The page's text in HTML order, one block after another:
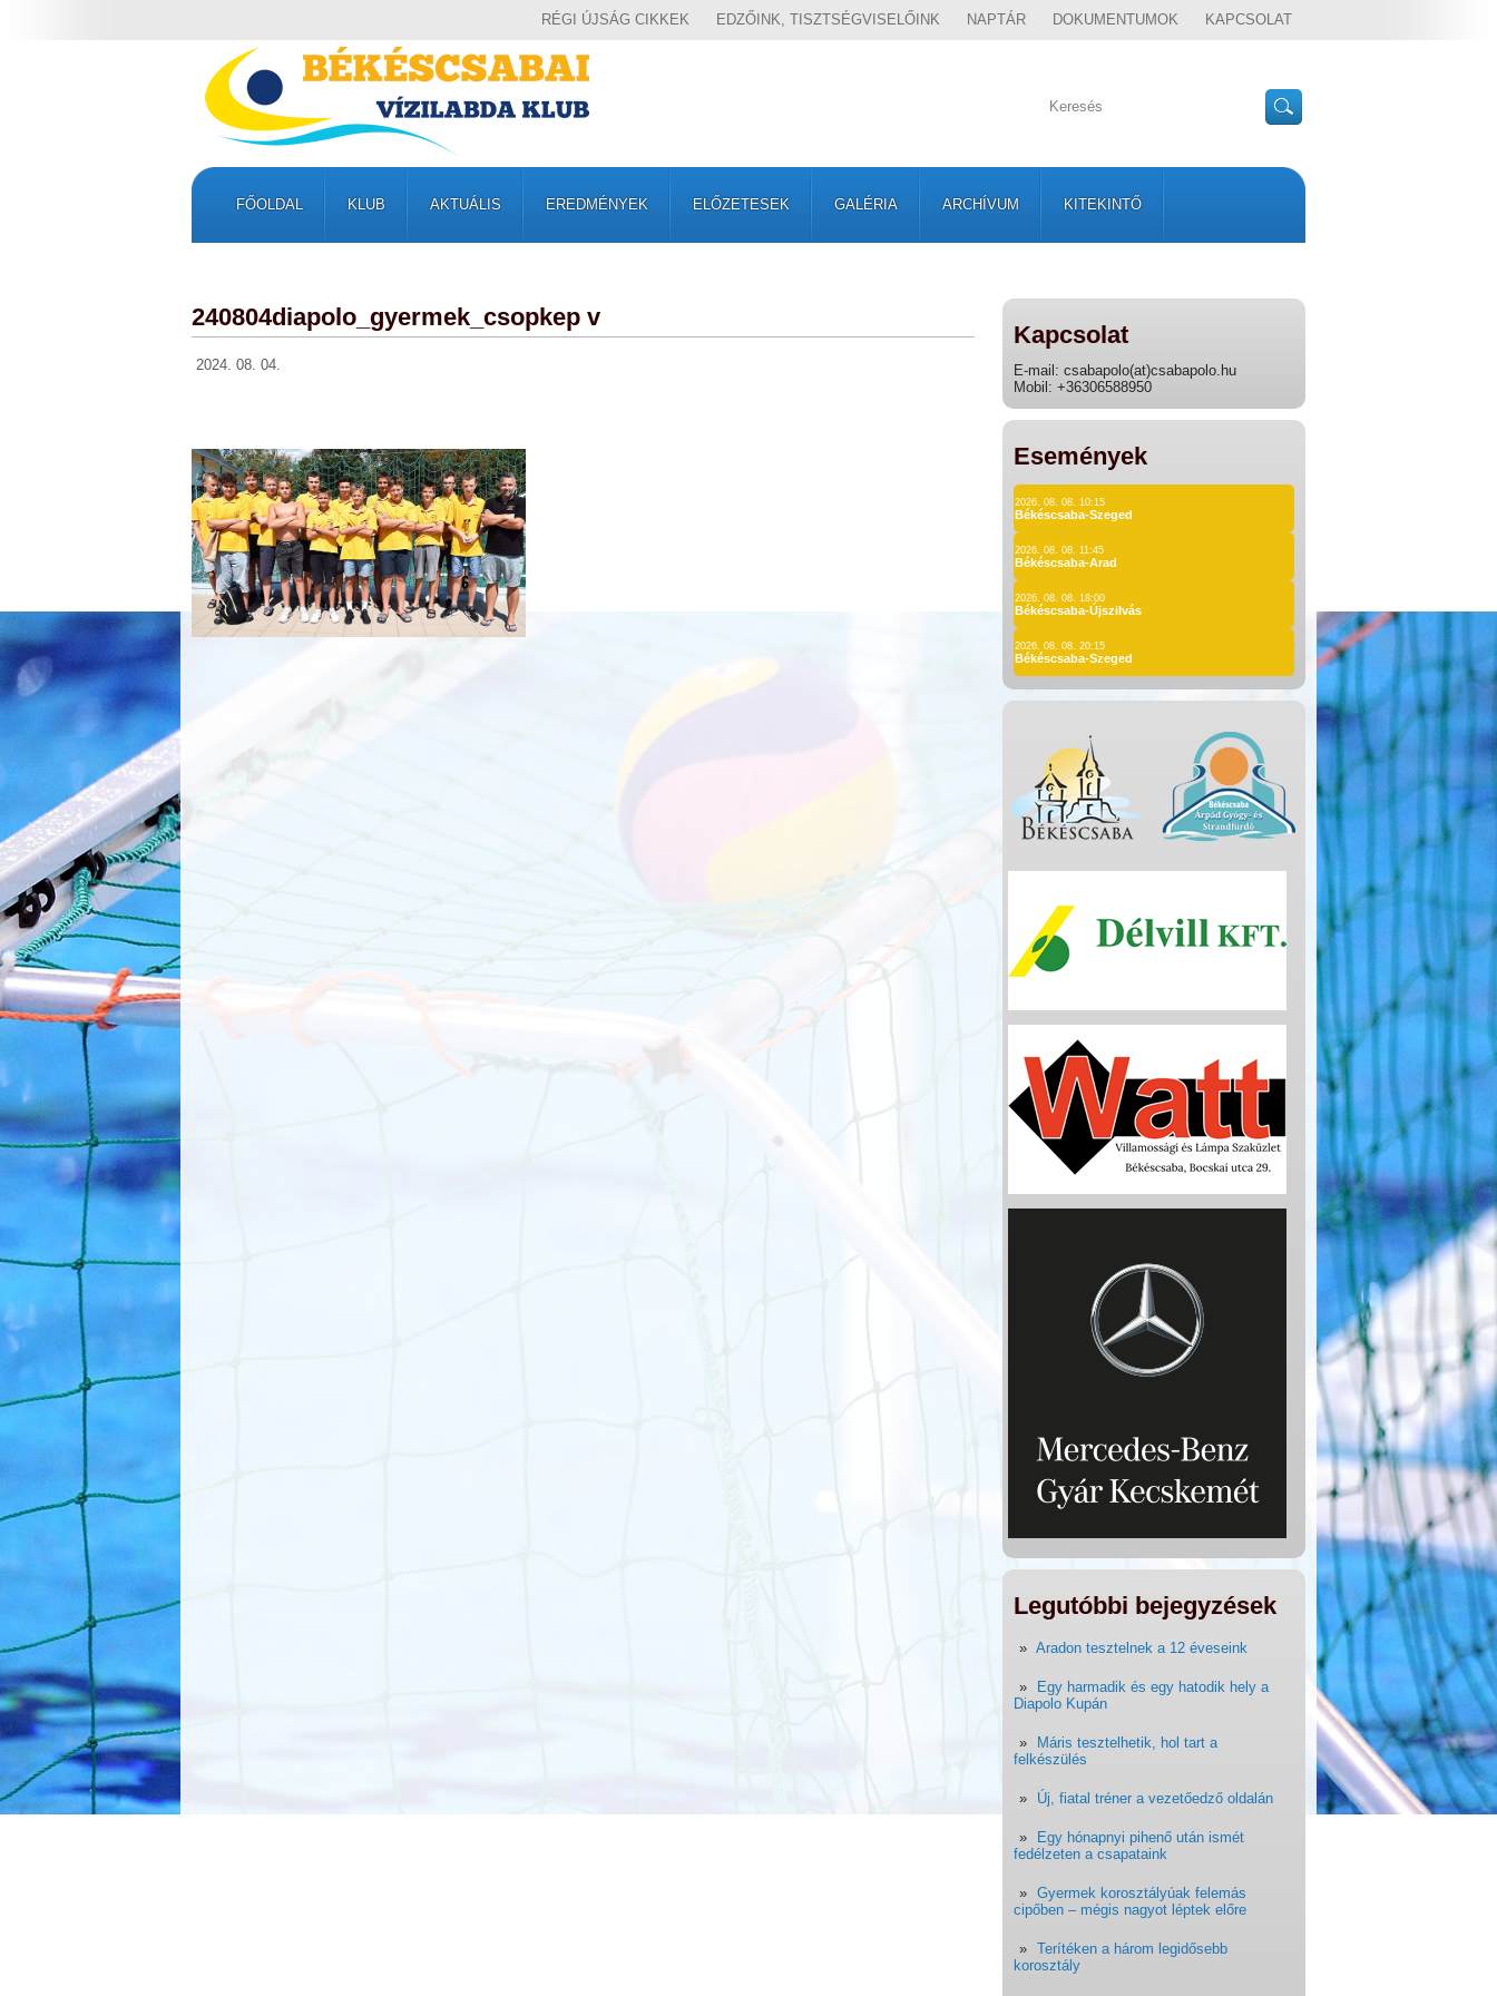
RÉGI ÚJSÁG CIKKEK EDZŐINK, TISZTSÉGVISELŐINK NAPTÁR DOKUMENTUMOK KAPCSOLAT
FŐOLDAL KLUB AKTUÁLIS EREDMÉNYEK ELŐZETESEK GALÉRIA ARCHÍVUM KITEKINTŐ
Kapcsolat
E-mail: csabapolo(at)csabapolo.hu
Mobil: +36306588950
Események
2026. 08. 08. 10:15
Békéscsaba-Szeged
2026. 08. 08. 11:45
Békéscsaba-Arad
2026. 08. 08. 18:00
Békéscsaba-Újszilvás
2026. 08. 08. 20:15
Békéscsaba-Szeged
Legutóbbi bejegyzések
Aradon tesztelnek a 12 éveseink
Egy harmadik és egy hatodik hely a
Diapolo Kupán
Máris tesztelhetik, hol tart a
felkészülés
Új, fiatal tréner a vezetőedző oldalán
Egy hónapnyi pihenő után ismét
fedélzeten a csapataink
Gyermek korosztályúak felemás
cipőben – mégis nagyot léptek előre
Terítéken a három legidősebb
korosztály
240804diapolo_gyermek_csopkep v
2024. 08. 04.